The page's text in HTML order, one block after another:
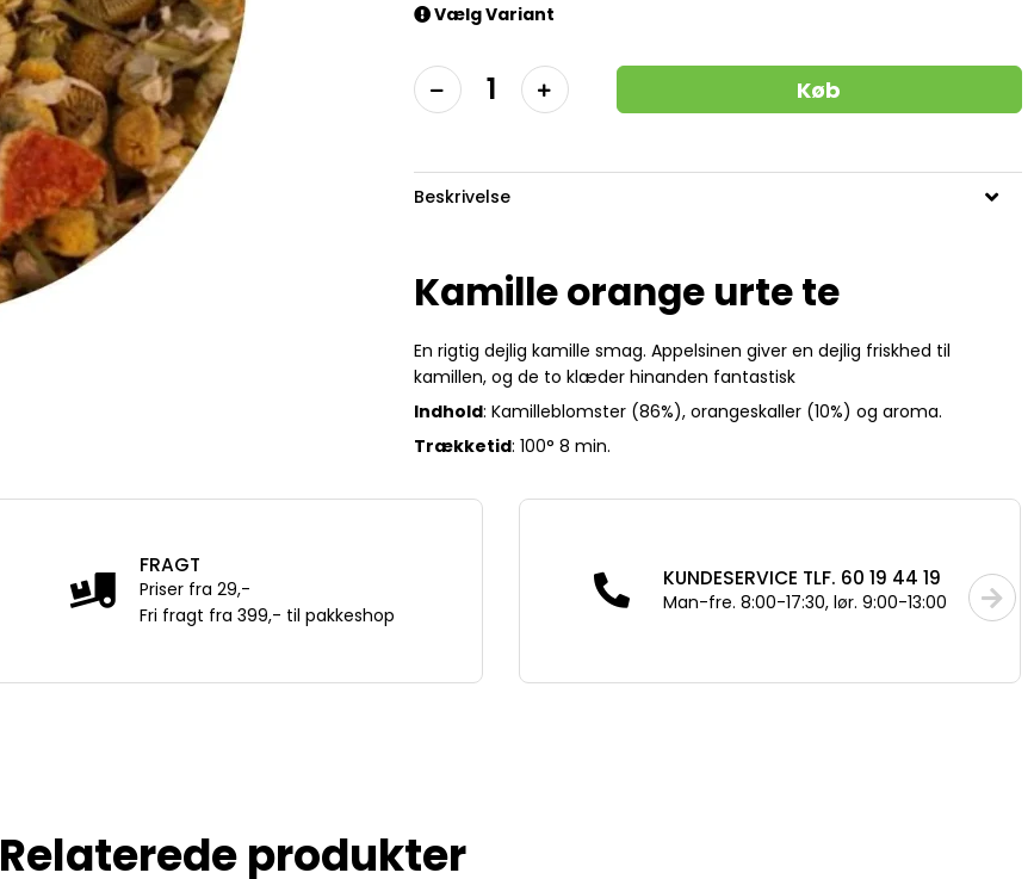
Vælg Variant
Køb
Beskrivelse
Kamille orange urte te
En rigtig dejlig kamille smag. Appelsinen giver en dejlig friskhed til
kamillen, og de to klæder hinanden fantastisk
Indhold: Kamilleblomster (86%), orangeskaller (10%) og aroma.
Trækketid: 100° 8 min.
FRAGT
Priser fra 29,-
Fri fragt fra 399,- til pakkeshop
KUNDESERVICE TLF. 60 19 44 19
Man-fre. 8:00-17:30, lør. 9:00-13:00
Relaterede produkter